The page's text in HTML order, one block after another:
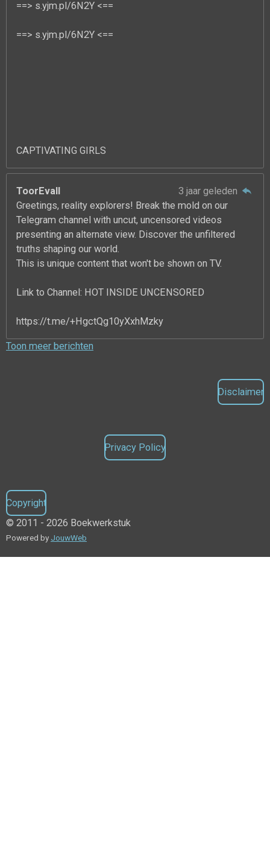
==> s.yjm.pl/6N2Y <==
==> s.yjm.pl/6N2Y <==
CAPTIVATING GIRLS
ToorEvall
3 jaar geleden
Greetings, reality explorers! Break the mold on our
Telegram channel with uncut, uncensored videos
presenting an alternate view. Discover the unfiltered
truths shaping our world.
This is unique content that won't be shown on TV.
Link to Channel: HOT INSIDE UNCENSORED
https://t.me/+HgctQg10yXxhMzky
Toon meer berichten
Disclaimer
Privacy Policy
Copyright
© 2011 - 2026 Boekwerkstuk
Powered by JouwWeb